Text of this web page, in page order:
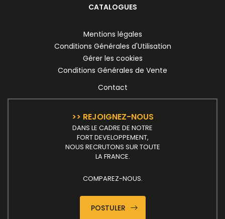
CATALOGUES
Mentions légales
Conditions Générales d'Utilisation
Gérer les cookies
Conditions Générales de Vente
Contact
>> REJOIGNEZ-NOUS
DANS LE CADRE DE NOTRE
FORT DEVELOPPEMENT,
NOUS RECRUTONS SUR TOUTE
LA FRANCE.
COMPAREZ-NOUS.
POSTULER